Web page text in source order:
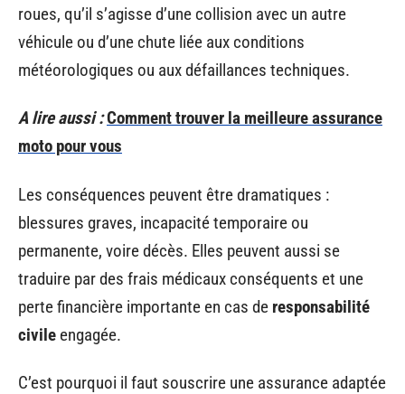
roues, qu’il s’agisse d’une collision avec un autre
véhicule ou d’une chute liée aux conditions
météorologiques ou aux défaillances techniques.
A lire aussi :Comment trouver la meilleure assurance
moto pour vous
Les conséquences peuvent être dramatiques :
blessures graves, incapacité temporaire ou
permanente, voire décès. Elles peuvent aussi se
traduire par des frais médicaux conséquents et une
perte financière importante en cas de responsabilité
civile engagée.
C’est pourquoi il faut souscrire une assurance adaptée